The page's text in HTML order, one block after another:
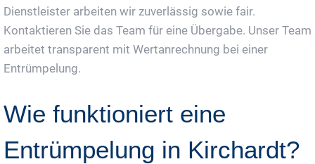
Dienstleister arbeiten wir zuverlässig sowie fair.
Kontaktieren Sie das Team für eine Übergabe. Unser Team
arbeitet transparent mit Wertanrechnung bei einer
Entrümpelung.
Wie funktioniert eine
Entrümpelung in Kirchardt?